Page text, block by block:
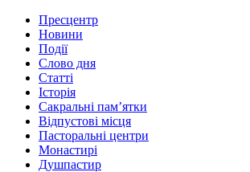
Пресцентр
Новини
Події
Слово дня
Статті
Історія
Сакральні пам’ятки
Відпустові місця
Пасторальні центри
Монастирі
Душпастир